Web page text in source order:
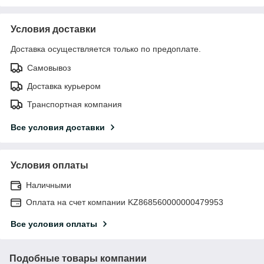
Условия доставки
Доставка осуществляется только по предоплате.
Самовывоз
Доставка курьером
Транспортная компания
Все условия доставки
Условия оплаты
Наличными
Оплата на счет компании KZ868560000000479953
Все условия оплаты
Подобные товары компании